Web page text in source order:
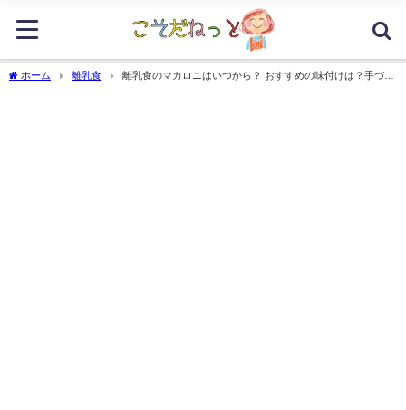
ホーム 離乳食
離乳食のマカロニはいつから？ おすすめの味付けは？手づか